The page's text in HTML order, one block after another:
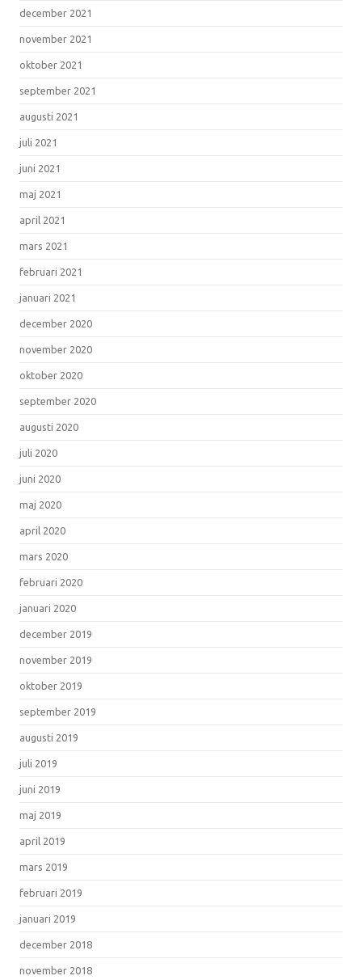
december 2021
november 2021
oktober 2021
september 2021
augusti 2021
juli 2021
juni 2021
maj 2021
april 2021
mars 2021
februari 2021
januari 2021
december 2020
november 2020
oktober 2020
september 2020
augusti 2020
juli 2020
juni 2020
maj 2020
april 2020
mars 2020
februari 2020
januari 2020
december 2019
november 2019
oktober 2019
september 2019
augusti 2019
juli 2019
juni 2019
maj 2019
april 2019
mars 2019
februari 2019
januari 2019
december 2018
november 2018